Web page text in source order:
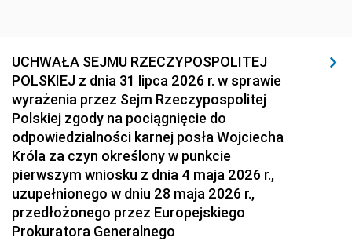
UCHWAŁA SEJMU RZECZYPOSPOLITEJ
POLSKIEJ z dnia 31 lipca 2026 r. w sprawie
wyrażenia przez Sejm Rzeczypospolitej
Polskiej zgody na pociągnięcie do
odpowiedzialności karnej posła Wojciecha
Króla za czyn określony w punkcie
pierwszym wniosku z dnia 4 maja 2026 r.,
uzupełnionego w dniu 28 maja 2026 r.,
przedłożonego przez Europejskiego
Prokuratora Generalnego